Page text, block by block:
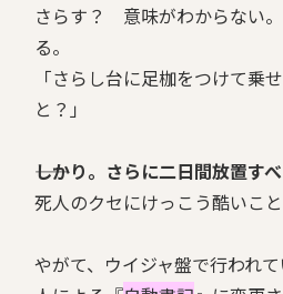
さらす？ 意味がわからない
る。
「さらし台に足枷をつけて乗
と？」
――しかり。さらに二日間放置すべ
死人のクセにけっこう酷いこと
やがて、ウイジャ盤で行われ